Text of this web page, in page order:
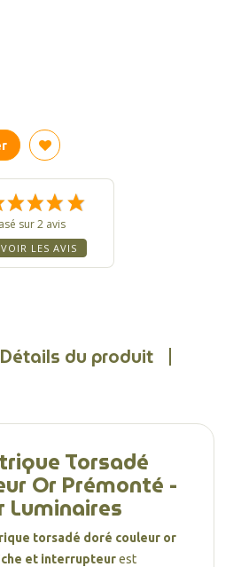
sur 2 avis
VOIR LES AVIS
Détails du produit
Torsadé
Or Prémonté -
torsadé doré couleur or
et interrupteurest